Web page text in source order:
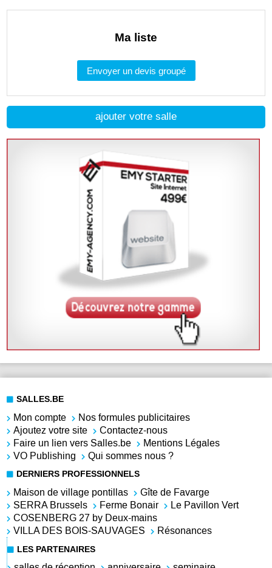
ajouter votre salle
Ma liste
Envoyer un devis groupé
SALLES.BE
Mon compte
Nos formules publicitaires
Ajoutez votre site
Contactez-nous
Faire un lien vers Salles.be
Mentions Légales
VO Publishing
Qui sommes nous ?
DERNIERS PROFESSIONNELS
Maison de village pontillas
Gîte de Favarge
SERRA Brussels
Ferme Bonair
Le Pavillon Vert
COSENBERG 27 by Deux-mains
VILLA DES BOIS-SAUVAGES
Résonances
LES PARTENAIRES